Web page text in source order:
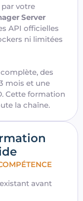
votre
Server
API officielles
ni limitées
des
mois et une
Cette formation
la chaîne.
avant